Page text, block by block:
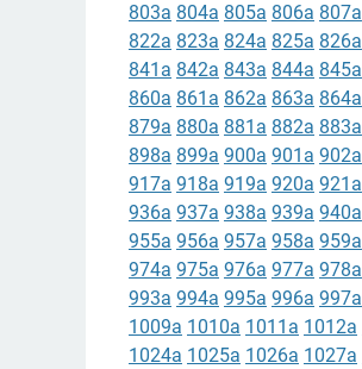
803a 804a 805a 806a 807a
822a 823a 824a 825a 826a
841a 842a 843a 844a 845a
860a 861a 862a 863a 864a
879a 880a 881a 882a 883a
898a 899a 900a 901a 902a
917a 918a 919a 920a 921a
936a 937a 938a 939a 940a
955a 956a 957a 958a 959a
974a 975a 976a 977a 978a
993a 994a 995a 996a 997a
1009a 1010a 1011a 1012a
1024a 1025a 1026a 1027a